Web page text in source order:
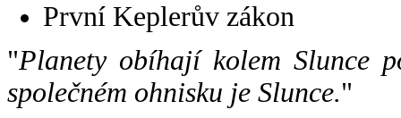
První Keplerův zákon
"Planety obíhají kolem Slunce
společném ohnisku je Slunce."